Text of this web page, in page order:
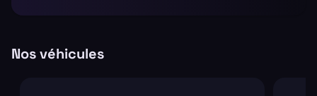
Nos véhicules